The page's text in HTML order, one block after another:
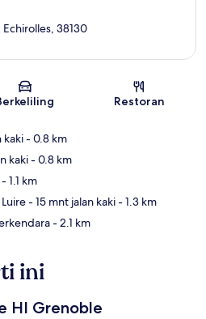
Peta
38130
Restoran
kaki- 0.8 km
kaki- 0.8 km
- 1.1 km
- 15 mnt jalan kaki- 1.3 km
- 2.1 km
ini
HI Grenoble